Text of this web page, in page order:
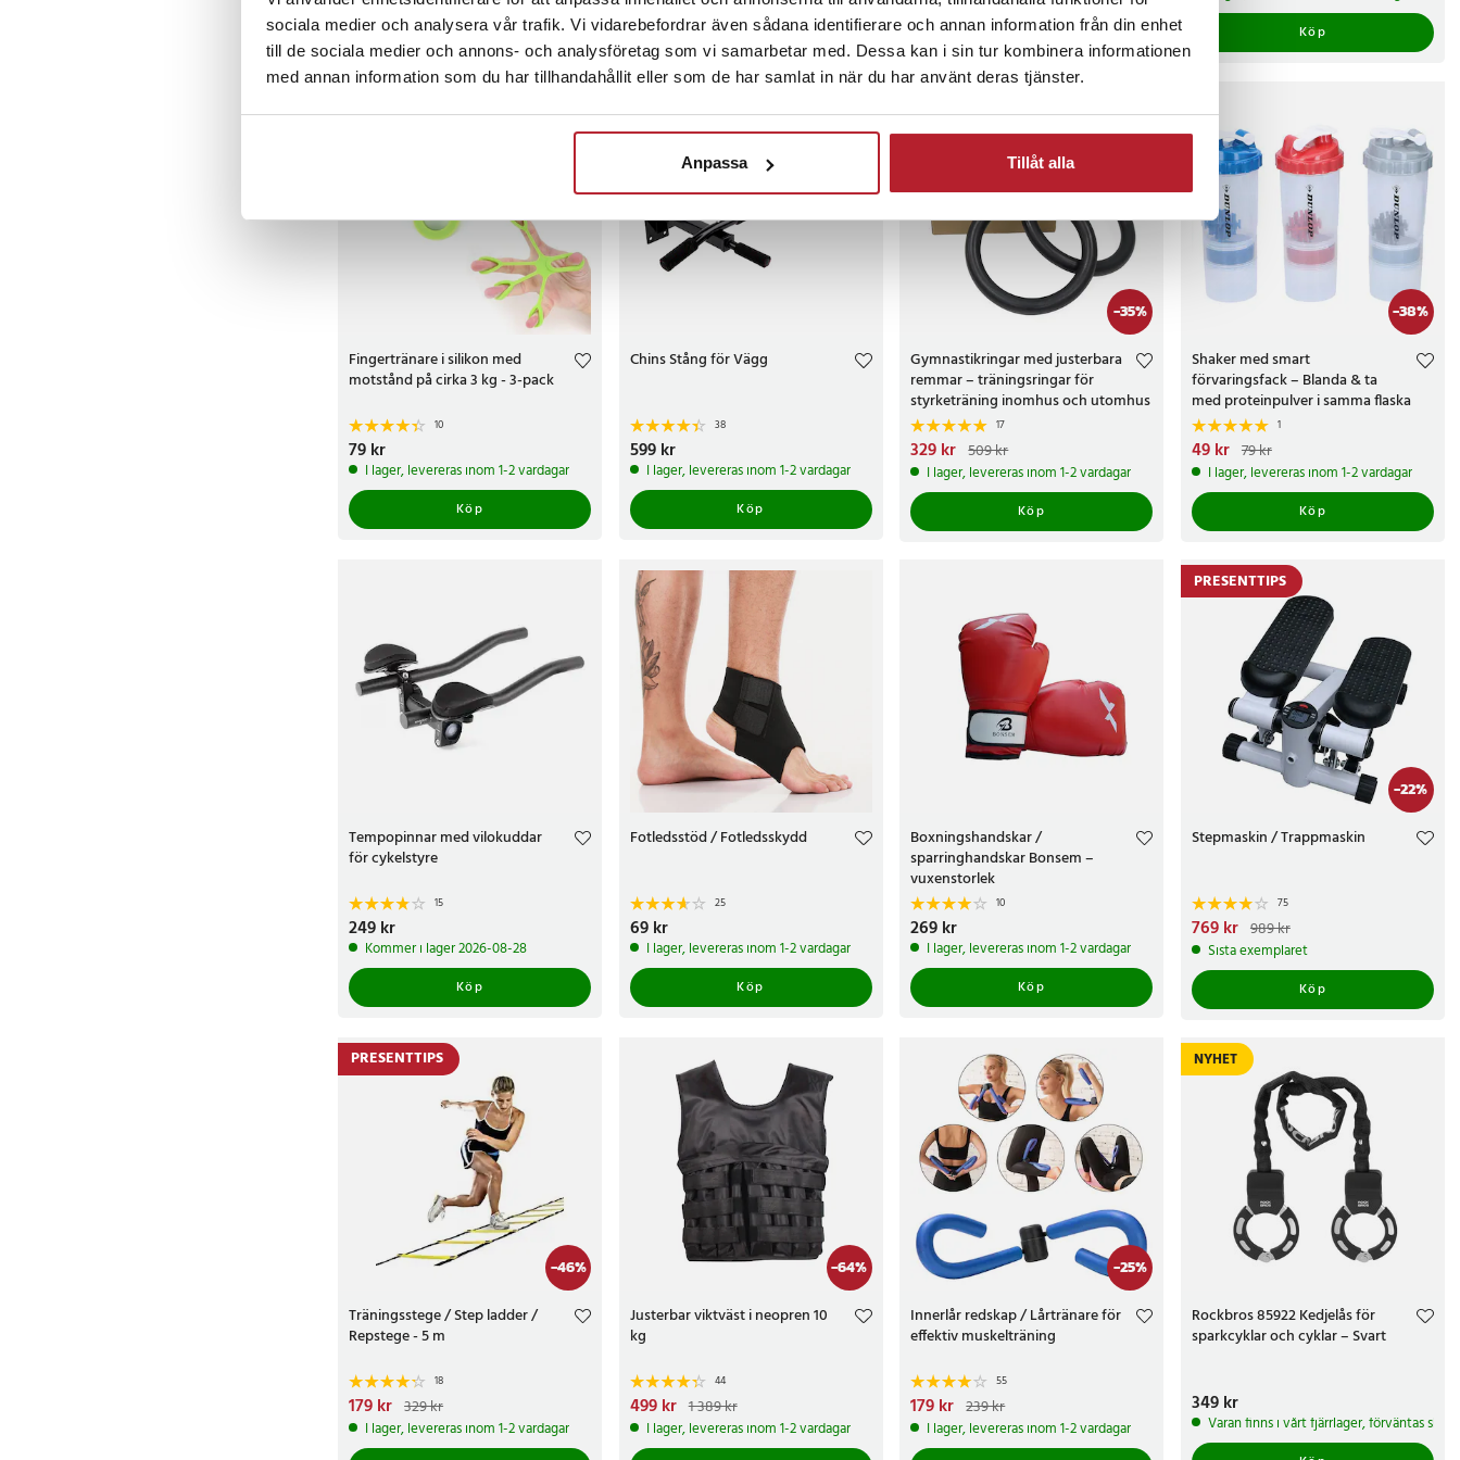
sociala medier och analysera vår trafik. Vi vidarebefordrar även sådana identifierare och annan information från din enhet
till de sociala medier och annons- och analysföretag som vi samarbetar med. Dessa kan i sin tur kombinera informationen
med annan information som du har tillhandahållit eller som de har samlat in när du har använt deras tjänster.
Anpassa Tillåt alla
Köp
Köp
Köp
Köp
Fingertränare i silikon med
motstånd på cirka 3 kg - 3-pack
10
Pris:79 kr
79 kr
I lager, levereras inom 1-2 vardagar
Köp
Chins Stång för Vägg
38
Pris:599 kr
599 kr
I lager, levereras inom 1-2 vardagar
Köp
-35%
Gymnastikringar med justerbara
remmar – träningsringar för
styrketräning inomhus och utomhus
17
Nuvarande pris
509 kr
329 kr 509 kr
I lager, levereras inom 1-2 vardagar
Köp
-38%
Shaker med smart
förvaringsfack – Blanda & ta
med proteinpulver i samma flaska
1
Nuvarande pris
79 kr
49 kr 79 kr
I lager, levereras inom 1-2 vardagar
Köp
Tempopinnar med vilokuddar
för cykelstyre
15
Pris: 249 kr
249 kr
Kommer i lager 2026-08-28
Köp
Fotledsstöd / Fotledsskydd
25
Pris:69 kr
69 kr
I lager, levereras inom 1-2 vardagar
Köp
Boxningshandskar /
sparringhandskar Bonsem –
vuxenstorlek
10
Pris:269 kr
269 kr
I lager, levereras inom 1-2 vardagar
Köp
-22%
PRESENTTIPS
Stepmaskin / Trappmaskin
75
Nuvarande pris
989 kr
769 kr 989 kr
Sista exemplaret
Köp
-46%
PRESENTTIPS
Träningsstege / Step ladder /
Repstege - 5 m
18
Nuvarande pris
329 kr
179 kr 329 kr
I lager, levereras inom 1-2 vardagar
-64%
Justerbar viktväst i neopren 10
kg
44
Nuvarande pris:
1 389 kr
499 kr 1 389 kr
I lager, levereras inom 1-2 vardagar
-25%
Innerlår redskap / Lårtränare för
effektiv muskelträning
55
Nuvarande pris
239 kr
179 kr 239 kr
I lager, levereras inom 1-2 vardagar
NYHET
Rockbros 85922 Kedjelås för
sparkcyklar och cyklar – Svart
Pris: 349 kr
349 kr
Varan finns i vårt fjärrlager, förväntas